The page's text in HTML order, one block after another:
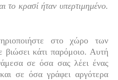
το κρασί ήταν υπερτιμημένο.
στο χώρο των
βιώσει κάτι παρόμοιο. Αυτή
σε όσα σας λέει ένας
σε όσα γράφει αργότερα